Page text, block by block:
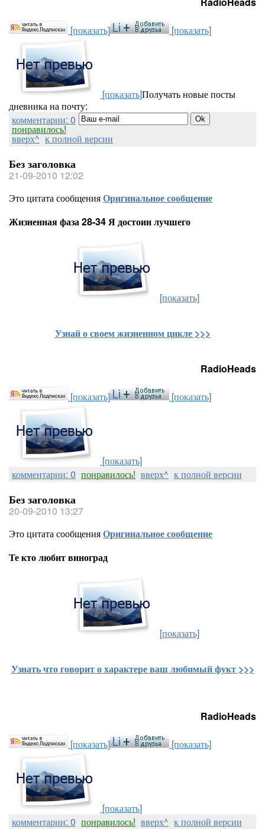
[показать] [показать]
[показать]Получать новые посты
дневника на почту:
комментарии: 0
понравилось!
вверх^ к полной версии
Без заголовка
21-09-2010 12:02
Это цитата сообщенияОригинальное сообщение
Жизненная фаза 28-34 Я достоин лучшего
[показать]
Узнай о своем жизненном цикле >>>
RadioHeads
[показать] [показать]
[показать]
комментарии: 0 понравилось! вверх^ к полной версии
Без заголовка
20-09-2010 13:27
Это цитата сообщенияОригинальное сообщение
Те кто любит виноград
[показать]
Узнать что говорит о характере ваш любимый фукт >>>
RadioHeads
[показать] [показать]
[показать]
комментарии: 0 понравилось! вверх^ к полной версии